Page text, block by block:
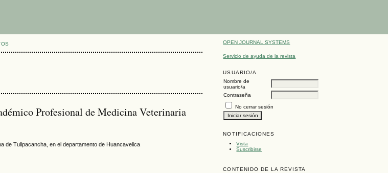
OPEN JOURNAL SYSTEMS
Servicio de ayuda de la revista
USUARIO/A
Nombre de
usuario/a
Contraseña
No cerrar sesión
NOTIFICACIONES
Vista
Suscribirse
CONTENIDO DE LA REVISTA
Profesional de Medicina Veterinaria
de Tullpacancha, en el departamento de Huancavelica